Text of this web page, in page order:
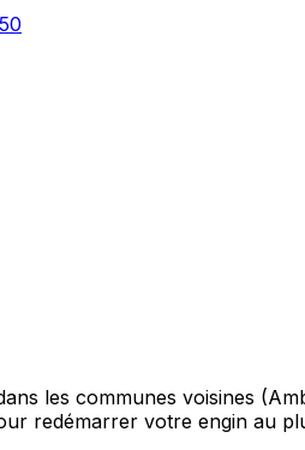
les communes voisines
redémarrer votre engin au